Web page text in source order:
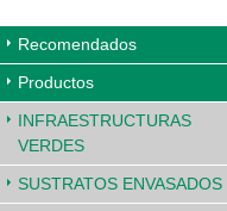
Recomendados
Productos
INFRAESTRUCTURAS
VERDES
SUSTRATOS ENVASADOS